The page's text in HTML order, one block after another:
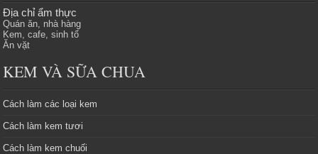
Địa chỉ ẩm thực
Quán ăn, nhà hàng
Kem, cafe, sinh tố
Ăn vặt
KEM VÀ SỮA CHUA
Cách làm các loại kem
Cách làm kem tươi
Cách làm kem chuối